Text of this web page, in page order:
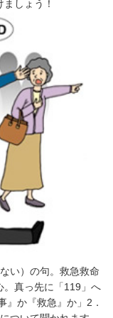
しょう！
い）の句。救急救命
。真っ先に「119」へ
』か『救急』か」2．